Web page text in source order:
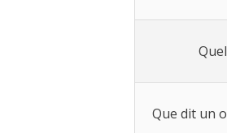
Que dit un